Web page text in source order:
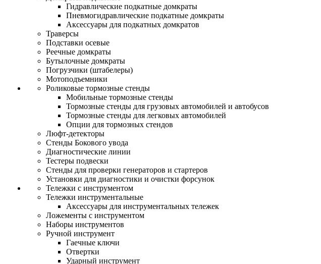
Гидравлические подкатные домкраты
Пневмогидравлические подкатные домкраты
Аксессуары для подкатных домкратов
Траверсы
Подставки осевые
Реечные домкраты
Бутылочные домкраты
Погрузчики (штабелеры)
Мотоподъемники
Роликовые тормозные стенды
Мобильные тормозные стенды
Тормозные стенды для грузовых автомобилей и автобусов
Тормозные стенды для легковых автомобилей
Опции для тормозных стендов
Люфт-детекторы
Стенды Бокового увода
Диагностические линии
Тестеры подвески
Стенды для проверки генераторов и стартеров
Установки для диагностики и очистки форсунок
Тележки с инструментом
Тележки инструментальные
Аксессуары для инструментальных тележек
Ложементы с инструментом
Наборы инструментов
Ручной инструмент
Гаечные ключи
Отвертки
Ударный инструмент